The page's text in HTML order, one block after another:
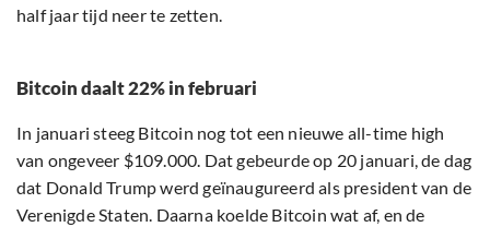
half jaar tijd neer te zetten.
Bitcoin daalt 22% in februari
In januari steeg Bitcoin nog tot een nieuwe all-time high
van ongeveer $109.000. Dat gebeurde op 20 januari, de dag
dat Donald Trump werd geïnaugureerd als president van de
Verenigde Staten. Daarna koelde Bitcoin wat af, en de